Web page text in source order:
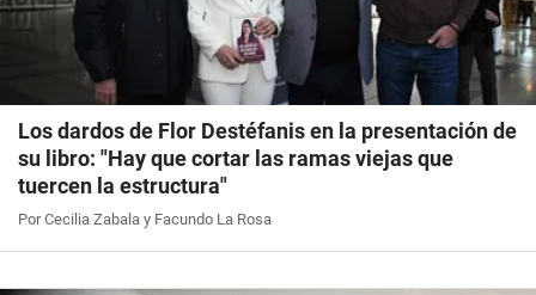
Los dardos de Flor Destéfanis en la presentación de
su libro: "Hay que cortar las ramas viejas que
tuercen la estructura"
Por Cecilia Zabala y Facundo La Rosa